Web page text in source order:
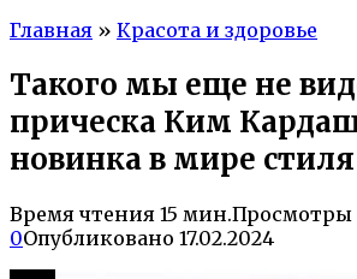
Главная » Красота и здоровье
Такого мы еще не
прическа Ким
новинка в мире
Время чтения 15 мин.Просмотры
0Опубликовано 17.02.2024